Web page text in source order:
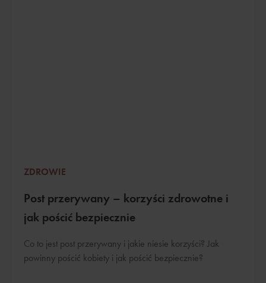
ZDROWIE
Post przerywany – korzyści zdrowotne i
jak pościć bezpiecznie
Co to jest post przerywany i jakie niesie korzyści? Jak
powinny pościć kobiety i jak pościć bezpiecznie?